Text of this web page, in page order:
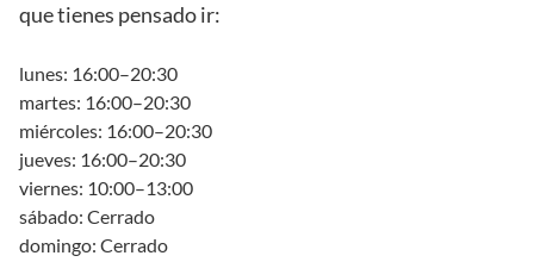
que tienes pensado ir:
lunes: 16:00–20:30
martes: 16:00–20:30
miércoles: 16:00–20:30
jueves: 16:00–20:30
viernes: 10:00–13:00
sábado: Cerrado
domingo: Cerrado